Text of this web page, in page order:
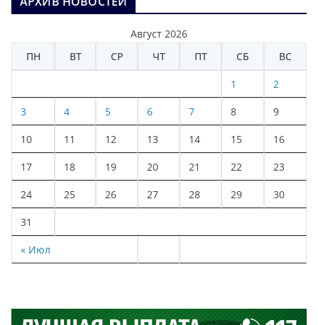
Август 2026
ПН
ВТ СР ЧТ ПТ СБ ВС
« Июл
1 2
3 4 5 6 7 8 9
10 11 12 13 14 15 16
17 18 19 20 21 22 23
24 25 26 27 28 29 30
31